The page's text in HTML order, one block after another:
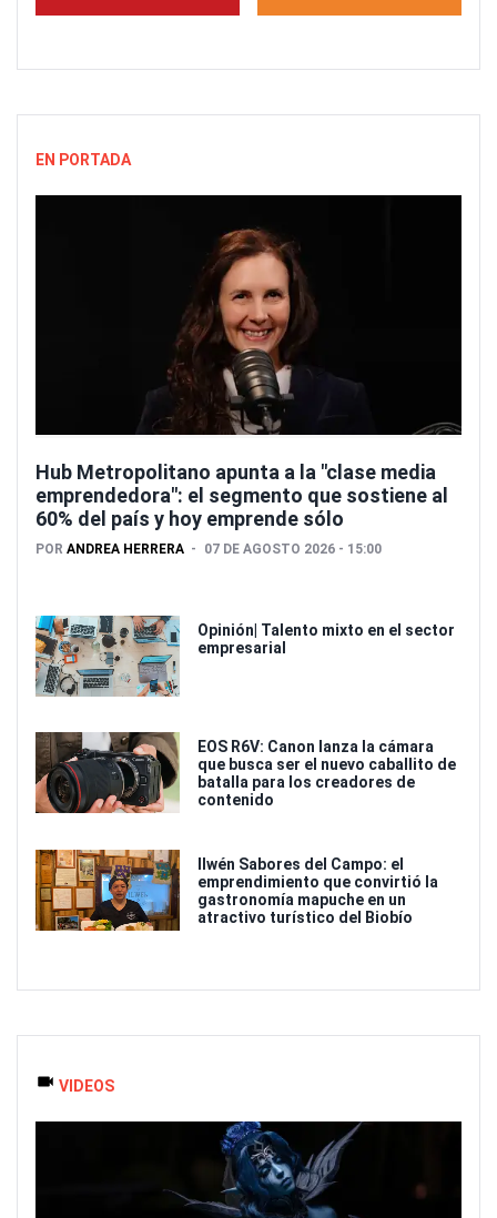
EN PORTADA
Hub Metropolitano apunta a la "clase media
emprendedora": el segmento que sostiene al
60% del país y hoy emprende sólo
POR ANDREA HERRERA 07 DE AGOSTO 2026 - 15:00
Opinión| Talento mixto en el sector
empresarial
EOS R6V: Canon lanza la cámara
que busca ser el nuevo caballito de
batalla para los creadores de
contenido
Ilwén Sabores del Campo: el
emprendimiento que convirtió la
gastronomía mapuche en un
atractivo turístico del Biobío
VIDEOS